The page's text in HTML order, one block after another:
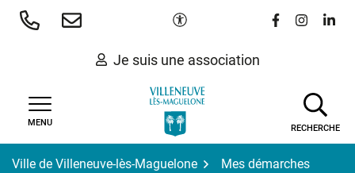
Aller
Paramètres d'accessibilité
Lien vers le
Lien vers
Lien
Je suis une association
MENU
RECHERCHE
Ville de Villeneuve-lès-Maguelone
Mes démarches